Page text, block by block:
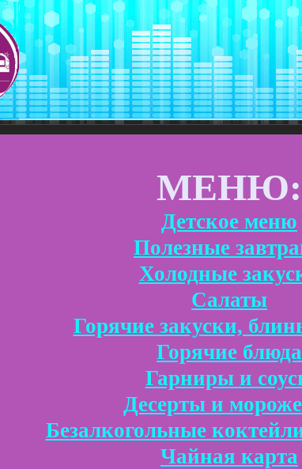
МЕНЮ:
Детское меню
Полезные
Холодные
Салаты
Горячие закуски,
Горячие блюда
Гарниры и
Десерты и
Безалкогольные
Чайная карта